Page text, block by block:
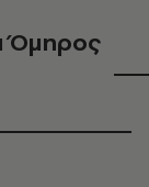
Όμηρος